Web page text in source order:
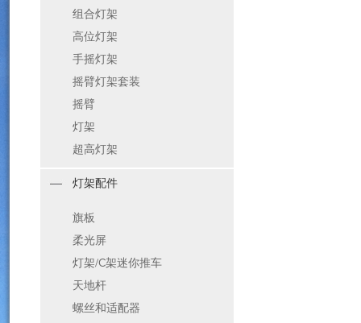
组合灯架
高位灯架
手摇灯架
摇臂灯架套装
摇臂
灯架
超高灯架
灯架配件
旗板
柔光屏
灯架/C架迷你推车
天地杆
螺丝和适配器